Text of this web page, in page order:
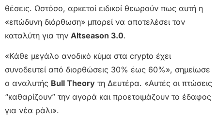
θέσεις. Ωστόσο, αρκετοί ειδικοί θεωρούν πως αυτή η
«επώδυνη διόρθωση» μπορεί να αποτελέσει τον
καταλύτη για την Altseason 3.0.
«Κάθε μεγάλο ανοδικό κύμα στα crypto έχει
συνοδευτεί από διορθώσεις 30% έως 60%», σημείωσε
ο αναλυτής Bull Theory τη Δευτέρα. «Αυτές οι πτώσεις
“καθαρίζουν” την αγορά και προετοιμάζουν το έδαφος
για νέα ράλι».